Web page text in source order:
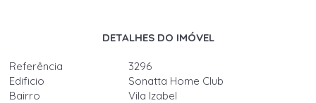
DETALHES DO IMÓVEL
Referência
3296
Edificio
Sonatta Home Club
Bairro
Vila Izabel